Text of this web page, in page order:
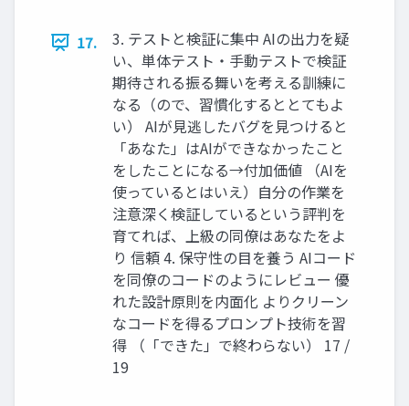
17.
3. テストと検証に集中 AIの出力を疑
い、単体テスト・手動テストで検証
期待される振る舞いを考える訓練に
なる（ので、習慣化するととてもよ
い） AIが見逃したバグを見つけると
「あなた」はAIができなかったこと
をしたことになる→付加価値 （AIを
使っているとはいえ）自分の作業を
注意深く検証しているという評判を
育てれば、上級の同僚はあなたをよ
り 信頼 4. 保守性の目を養う AIコード
を同僚のコードのようにレビュー 優
れた設計原則を内面化 よりクリーン
なコードを得るプロンプト技術を習
得 （「できた」で終わらない） 17 /
19